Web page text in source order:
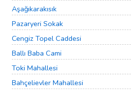
Aşağıkarakısık
Pazaryeri Sokak
Cengiz Topel Caddesi
Ballı Baba Cami
Toki Mahallesi
Bahçelievler Mahallesi